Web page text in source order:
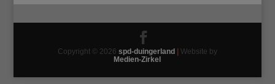
Copyright © 2026 spd-duingerland
Website by
Medien-Zirkel